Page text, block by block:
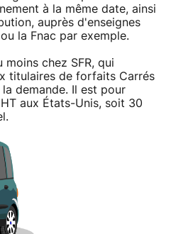
à la même date, ainsi
auprès d'enseignes
la Fnac par exemple.
moins chez SFR, qui
titulaires de forfaits Carrés
demande. Il est pour
aux États-Unis, soit 30